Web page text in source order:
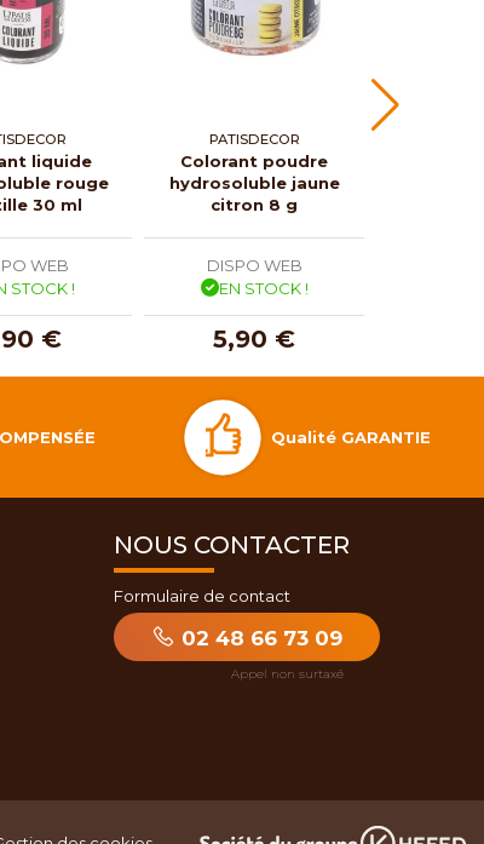
liquide
rouge
30 ml
WEB
STOCK !
€
PATISDECOR
Colorant poudre
hydrosoluble jaune
citron 8 g
DISPO WEB
EN STOCK !
5,90 €
Qualité GARANTIE
NOUS CONTACTER
Formulaire de contact
02 48 66 73 09